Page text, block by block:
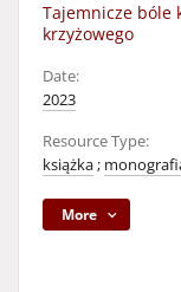
Tajemnicze bóle
krzyżowego
Date:
2023
Resource Type:
książka;
More